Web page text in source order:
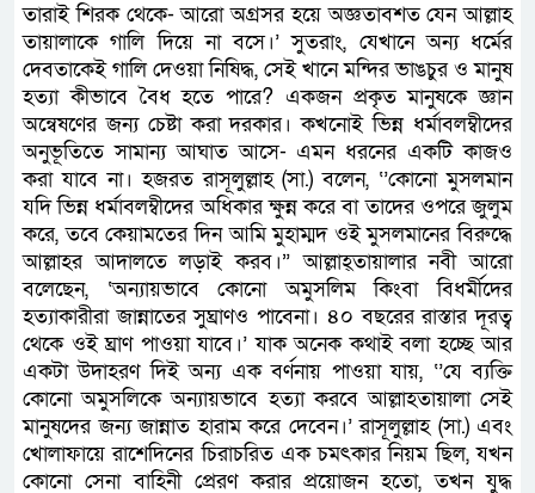
তারাই শিরক থেকে- আরো অগ্রসর হয়ে অজ্ঞতাবশত যেন আল্লাহ
তায়ালাকে গালি দিয়ে না বসে।’ সুতরাং, যেখানে অন্য ধর্মের
দেবতাকেই গালি দেওয়া নিষিদ্ধ, সেই খানে মন্দির ভাঙচুর ও মানুষ
হত্যা কীভাবে বৈধ হতে পারে? একজন প্রকৃত মানুষকে জ্ঞান
অন্বেষণের জন্য চেষ্টা করা দরকার। কখনোই ভিন্ন ধর্মাবলম্বীদের
অনুভূতিতে সামান্য আঘাত আসে- এমন ধরনের একটি কাজও
করা যাবে না। হজরত রাসূলুল্লাহ (সা.) বলেন, ‘’কোনো মুসলমান
যদি ভিন্ন ধর্মাবলম্বীদের অধিকার ক্ষুন্ন করে বা তাদের ওপরে জুলুম
করে, তবে কেয়ামতের দিন আমি মুহাম্মদ ওই মুসলমানের বিরুদ্ধে
আল্লাহর আদালতে লড়াই করব।” আল্লাহ্তায়ালার নবী আরো
বলেছেন, ‘অন্যায়ভাবে কোনো অমুসলিম কিংবা বিধর্মীদের
হত্যাকারীরা জান্নাতের সুঘ্রাণও পাবেনা। ৪০ বছরের রাস্তার দূরত্ব
থেকে ওই ঘ্রাণ পাওয়া যাবে।’ যাক অনেক কথাই বলা হচ্ছে আর
একটা উদাহরণ দিই অন্য এক বর্ণনায় পাওয়া যায়, ‘’যে ব্যক্তি
কোনো অমুসলিকে অন্যায়ভাবে হত্যা করবে আল্লাহতায়ালা সেই
মানুষদের জন্য জান্নাত হারাম করে দেবেন।’ রাসূলুল্লাহ (সা.) এবং
খোলাফায়ে রাশেদিনের চিরাচরিত এক চমৎকার নিয়ম ছিল, যখন
কোনো সেনা বাহিনী প্রেরণ করার প্রয়োজন হতো, তখন যুদ্ধ